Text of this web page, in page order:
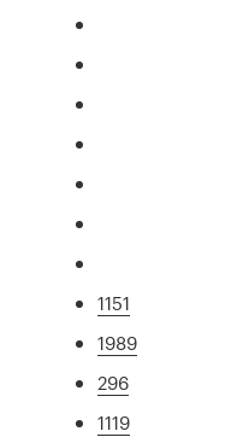
1151
1989
296
1119